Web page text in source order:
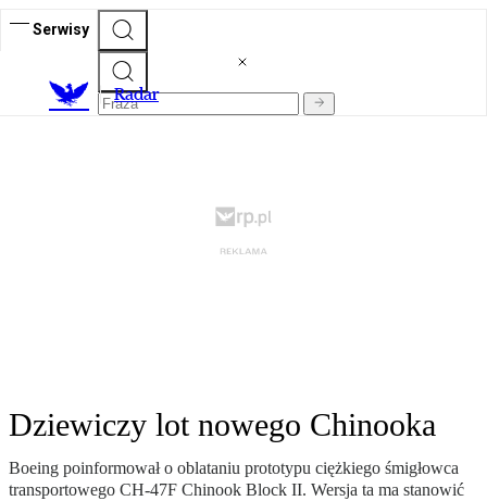
Serwisy
Radar
Dziewiczy lot nowego Chinooka
Boeing poinformował o oblataniu prototypu ciężkiego śmigłowca
transportowego CH-47F Chinook Block II. Wersja ta ma stanowić